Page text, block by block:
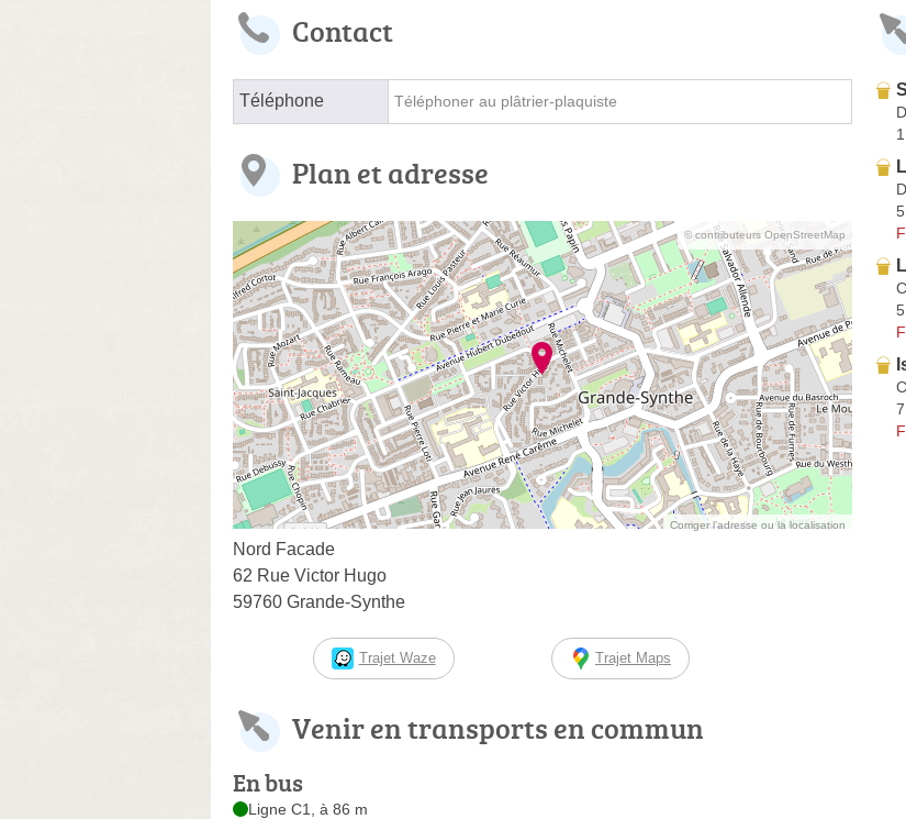
Contact
Téléphone Téléphoner au plâtrier-plaquiste
Plan et adresse
© contributeurs OpenStreetMap
Corriger l’adresse ou la localisation
Nord Facade
62 Rue Victor Hugo
59760 Grande-Synthe
Trajet Waze Trajet Maps
Venir en transports en commun
En bus
Ligne C1, à 86 m